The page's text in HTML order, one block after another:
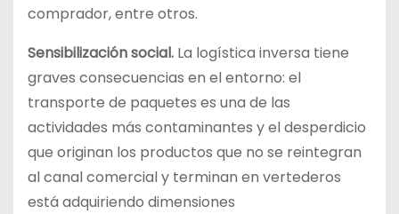
comprador, entre otros.
Sensibilización social. La logística inversa tiene
graves consecuencias en el entorno: el
transporte de paquetes es una de las
actividades más contaminantes y el desperdicio
que originan los productos que no se reintegran
al canal comercial y terminan en vertederos
está adquiriendo dimensiones